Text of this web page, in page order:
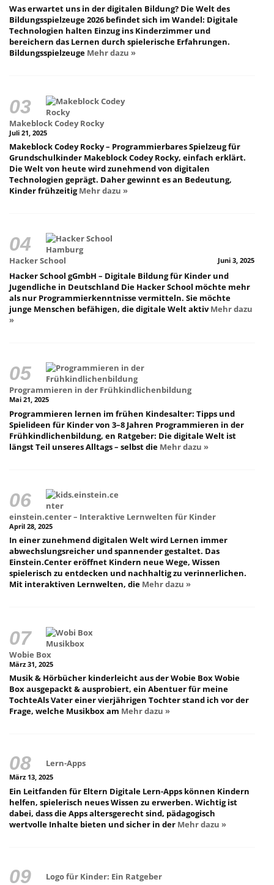
Was erwartet uns in der digitalen Bildung? Die Welt des
Bildungsspielzeuge 2026 befindet sich im Wandel: Digitale
Technologien halten Einzug ins Kinderzimmer und
bereichern das Lernen durch spielerische Erfahrungen.
Bildungsspielzeuge Mehr dazu »
Makeblock Codey Rocky
Juli 21, 2025
Makeblock Codey Rocky – Programmierbares Spielzeug für
Grundschulkinder Makeblock Codey Rocky, einfach erklärt.
Die Welt von heute wird zunehmend von digitalen
Technologien geprägt. Daher gewinnt es an Bedeutung,
Kinder frühzeitigMehr dazu »
Hacker School Juni 3, 2025
Hacker School gGmbH – Digitale Bildung für Kinder und
Jugendliche in Deutschland Die Hacker School möchte mehr
als nur Programmierkenntnisse vermitteln. Sie möchte
junge Menschen befähigen, die digitale Welt aktivMehr dazu
»
Programmieren in der Frühkindlichenbildung
Mai 21, 2025
Programmieren lernen im frühen Kindesalter: Tipps und
Spielideen für Kinder von 3–8 Jahren Programmieren in der
Frühkindlichenbildung, en Ratgeber: Die digitale Welt ist
längst Teil unseres Alltags – selbst die Mehr dazu »
einstein.center – Interaktive Lernwelten für Kinder
April 28, 2025
In einer zunehmend digitalen Welt wird Lernen immer
abwechslungsreicher und spannender gestaltet. Das
Einstein.Center eröffnet Kindern neue Wege, Wissen
spielerisch zu entdecken und nachhaltig zu verinnerlichen.
Mit interaktiven Lernwelten, die Mehr dazu »
Wobie Box
März 31, 2025
Musik & Hörbücher kinderleicht aus der Wobie Box Wobie
Box ausgepackt & ausprobiert, ein Abentuer für meine
TochteAls Vater einer vierjährigen Tochter stand ich vor der
Frage, welche Musikbox am Mehr dazu »
Lern-Apps
März 13, 2025
Ein Leitfanden für Eltern Digitale Lern-Apps können Kindern
helfen, spielerisch neues Wissen zu erwerben. Wichtig ist
dabei, dass die Apps altersgerecht sind, pädagogisch
wertvolle Inhalte bieten und sicher in der Mehr dazu »
Logo für Kinder: Ein Ratgeber